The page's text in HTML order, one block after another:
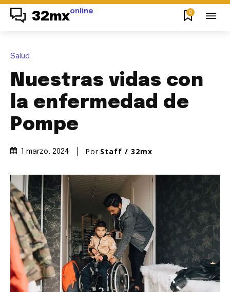
32mxonline 0
Salud
Nuestras vidas con
la enfermedad de
Pompe
1 marzo, 2024 Por Staff / 32mx